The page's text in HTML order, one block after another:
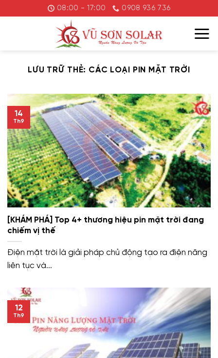
đến
08:00 - 17:00 0908 936 736
LƯU TRỮ THẺ: CÁC LOẠI PIN MẶT TRỜI
[KHÁM PHÁ] Top 4+ thương hiệu pin mặt trời đang
chiếm vị thế
Điện mặt trời là giải pháp chủ động tạo ra điện năng
liên tục và...
14
Th9
12
Th9